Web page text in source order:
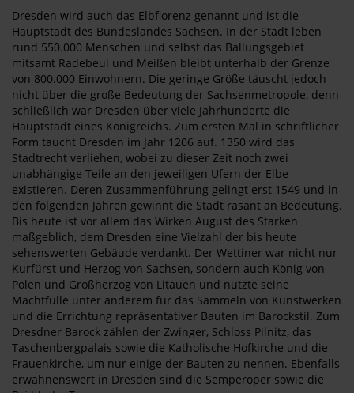
Dresden wird auch das Elbflorenz genannt und ist die
Hauptstadt des Bundeslandes Sachsen. In der Stadt leben
rund 550.000 Menschen und selbst das Ballungsgebiet
mitsamt Radebeul und Meißen bleibt unterhalb der Grenze
von 800.000 Einwohnern. Die geringe Größe täuscht jedoch
nicht über die große Bedeutung der Sachsenmetropole, denn
schließlich war Dresden über viele Jahrhunderte die
Hauptstadt eines Königreichs. Zum ersten Mal in schriftlicher
Form taucht Dresden im Jahr 1206 auf. 1350 wird das
Stadtrecht verliehen, wobei zu dieser Zeit noch zwei
unabhängige Teile an den jeweiligen Ufern der Elbe
existieren. Deren Zusammenführung gelingt erst 1549 und in
den folgenden Jahren gewinnt die Stadt rasant an Bedeutung.
Bis heute ist vor allem das Wirken August des Starken
maßgeblich, dem Dresden eine Vielzahl der bis heute
sehenswerten Gebäude verdankt. Der Wettiner war nicht nur
Kurfürst und Herzog von Sachsen, sondern auch König von
Polen und Großherzog von Litauen und nutzte seine
Machtfülle unter anderem für das Sammeln von Kunstwerken
und die Errichtung repräsentativer Bauten im Barockstil. Zum
Dresdner Barock zählen der Zwinger, Schloss Pilnitz, das
Taschenbergpalais sowie die Katholische Hofkirche und die
Frauenkirche, um nur einige der Bauten zu nennen. Ebenfalls
erwähnenswert in Dresden sind die Semperoper sowie die